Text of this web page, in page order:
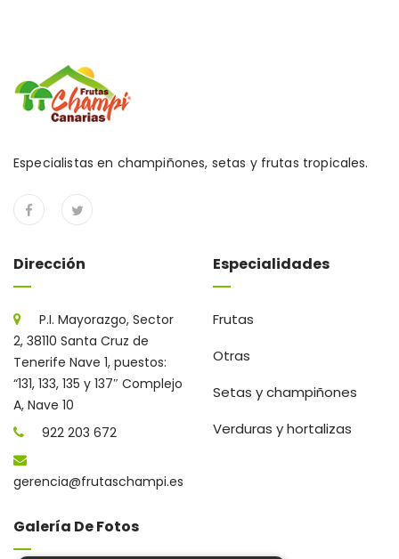
Especialistas en champiñones, setas y frutas tropicales.
Dirección
P.I. Mayorazgo, Sector
2, 38110 Santa Cruz de
Tenerife Nave 1, puestos:
“131, 133, 135 y 137″ Complejo
A, Nave 10
922 203 672
gerencia@frutaschampi.es
Especialidades
Frutas
Otras
Setas y champiñones
Verduras y hortalizas
Galería De Fotos